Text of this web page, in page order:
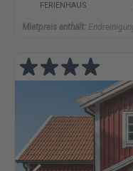
FERIENHAUS
Mietpreis enthält: